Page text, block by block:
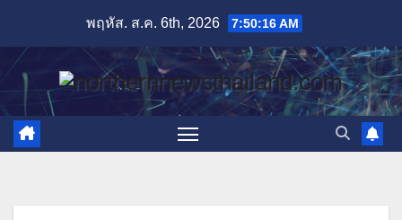
content
พฤหัส. ส.ค. 6th, 2026 7:50:17 AM